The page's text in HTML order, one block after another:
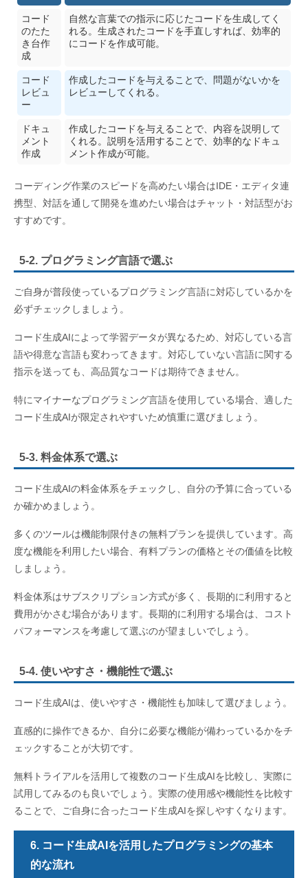
コード
のたた
き台作
成
自然な言葉での指示に応じたコードを生成してく
れる。生成されたコードを手直しすれば、効率的
にコードを作成可能。
コード
レビュ
ー
作成したコードを与えることで、問題がないかを
レビューしてくれる。
ドキュ
メント
作成
作成したコードを与えることで、内容を説明して
くれる。説明を活用することで、効率的なドキュ
メント作成が可能。
コーディング作業のスピードを高めたい場合はIDE・エディタ連
携型、対話を通して開発を進めたい場合はチャット・対話型がお
すすめです。
5-2. プログラミング言語で選ぶ
ご自身が普段使っているプログラミング言語に対応しているかを
必ずチェックしましょう。
コード生成AIによって学習データが異なるため、対応している言
語や得意な言語も変わってきます。対応していない言語に関する
指示を送っても、高品質なコードは期待できません。
特にマイナーなプログラミング言語を使用している場合、適した
コード生成AIが限定されやすいため慎重に選びましょう。
5-3. 料金体系で選ぶ
コード生成AIの料金体系をチェックし、自分の予算に合っている
か確かめましょう。
多くのツールは機能制限付きの無料プランを提供しています。高
度な機能を利用したい場合、有料プランの価格とその価値を比較
しましょう。
料金体系はサブスクリプション方式が多く、長期的に利用すると
費用がかさむ場合があります。長期的に利用する場合は、コスト
パフォーマンスを考慮して選ぶのが望ましいでしょう。
5-4. 使いやすさ・機能性で選ぶ
コード生成AIは、使いやすさ・機能性も加味して選びましょう。
直感的に操作できるか、自分に必要な機能が備わっているかをチ
ェックすることが大切です。
無料トライアルを活用して複数のコード生成AIを比較し、実際に
試用してみるのも良いでしょう。実際の使用感や機能性を比較す
ることで、ご自身に合ったコード生成AIを探しやすくなります。
6. コード生成AIを活用したプログラミングの基本
的な流れ